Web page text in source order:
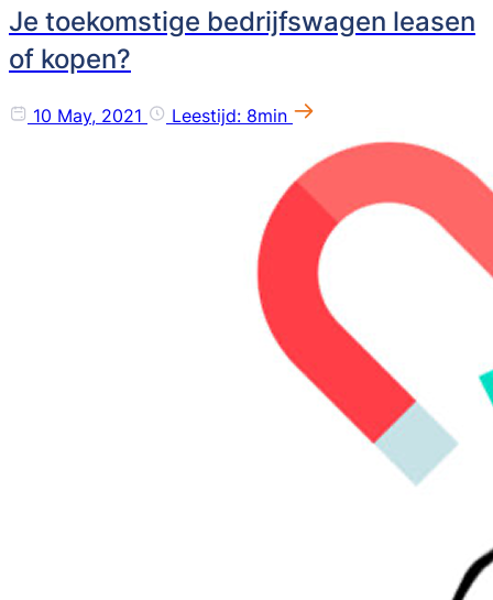
Je toekomstige bedrijfswagen leasen
of kopen?
10 May, 2021 Leestijd: 8min